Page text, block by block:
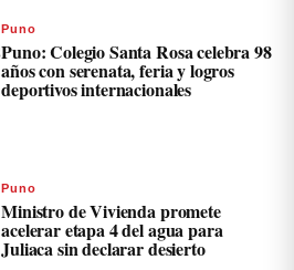
Puno
Puno: Colegio Santa Rosa celebra 98
años con serenata, feria y logros
deportivos internacionales
Puno
Ministro de Vivienda promete
acelerar etapa 4 del agua para
Juliaca sin declarar desierto